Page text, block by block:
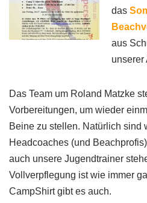
das
aus
unserer
Das Team um Roland Matzke
Vorbereitungen, um wieder
Beine zu stellen. Natürlich sind
Headcoaches (und
auch unsere Jugendtrainer
Vollverpflegung ist wie immer
CampShirt gibt es auch.